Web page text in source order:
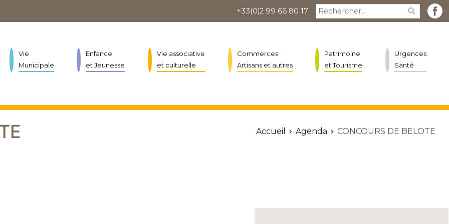
+33(0)2 99 66 80 17 Rechercher :
Vie
Municipale
Enfance
et Jeunesse
Vie associative
et culturelle
Commerces
Artisans et autres
Patrimoine
et Tourisme
Urgences
Santé
Accueil Agenda CONCOURS DE BELOTE